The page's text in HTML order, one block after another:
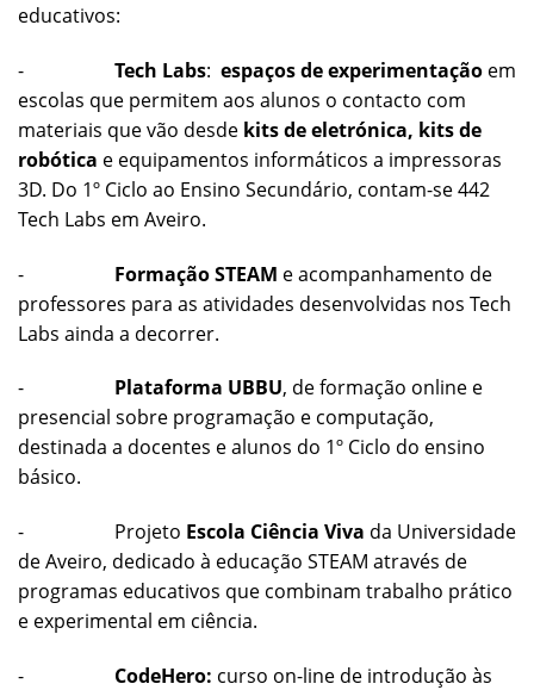
educativos:
- Tech Labs: espaços de experimentação em
escolas que permitem aos alunos o contacto com
materiais que vão desde kits de eletrónica, kits de
robótica e equipamentos informáticos a impressoras
3D. Do 1º Ciclo ao Ensino Secundário, contam-se 442
Tech Labs em Aveiro.
- Formação STEAM e acompanhamento de
professores para as atividades desenvolvidas nos Tech
Labs ainda a decorrer.
- Plataforma UBBU, de formação online e
presencial sobre programação e computação,
destinada a docentes e alunos do 1º Ciclo do ensino
básico.
- Projeto Escola Ciência Viva da Universidade
de Aveiro, dedicado à educação STEAM através de
programas educativos que combinam trabalho prático
e experimental em ciência.
- CodeHero: curso on-line de introdução às